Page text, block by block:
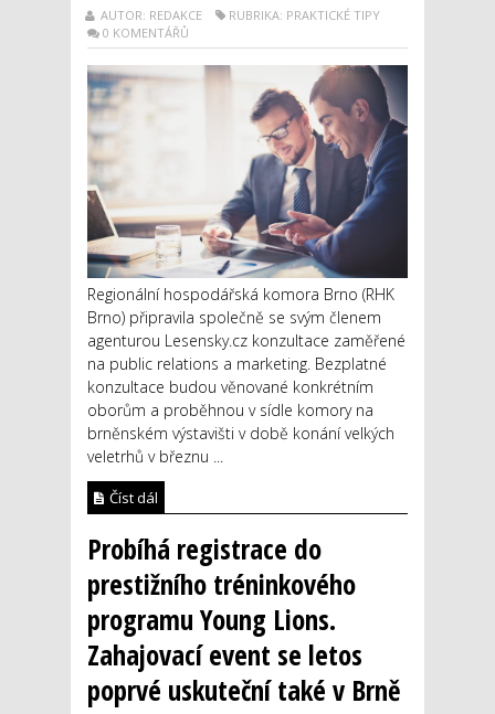
AUTOR: REDAKCE
RUBRIKA: PRAKTICKÉ TIPY
0 KOMENTÁŘŮ
Regionální hospodářská komora Brno (RHK
Brno) připravila společně se svým členem
agenturou Lesensky.cz konzultace zaměřené
na public relations a marketing. Bezplatné
konzultace budou věnované konkrétním
oborům a proběhnou v sídle komory na
brněnském výstavišti v době konání velkých
veletrhů v březnu ...
Číst dál
Probíhá registrace do
prestižního tréninkového
programu Young Lions.
Zahajovací event se letos
poprvé uskuteční také v Brně